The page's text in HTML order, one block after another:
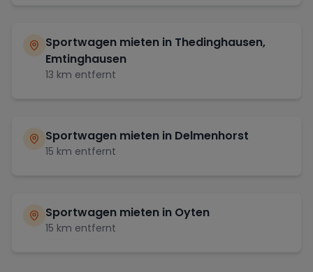
Sportwagen mieten in Thedinghausen,
Emtinghausen
13 km entfernt
Sportwagen mieten in Delmenhorst
15 km entfernt
Sportwagen mieten in Oyten
15 km entfernt